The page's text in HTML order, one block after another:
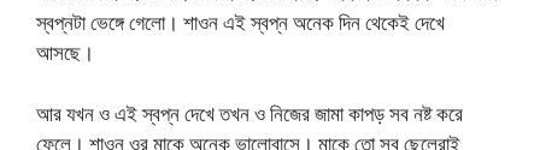
স্বপ্নটা ভেঙ্গে গেলো। শাওন এই স্বপ্ন অনেক দিন থেকেই দেখে
আসছে।
আর যখন ও এই স্বপ্ন দেখে তখন ও নিজের জামা কাপড় সব নষ্ট করে
ফেলে। শাওন ওর মাকে অনেক ভালোবাসে। মাকে তো সব ছেলেরাই